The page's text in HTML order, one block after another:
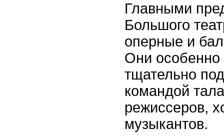
Главными
Большого
оперные и
Они
тщательно
командой
режиссеров,
музыкантов.